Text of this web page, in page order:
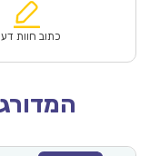
הוא:
כתוב חוות